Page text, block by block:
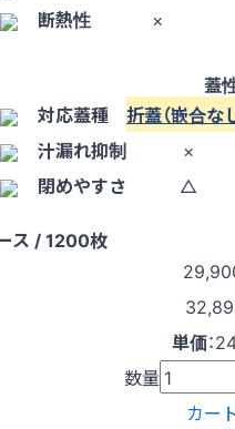
断熱性
×
蓋
対応蓋種 折蓋（嵌合な
汁漏れ抑制
×
閉めやすさ
△
ス / 1200枚
単価：
数量
カー